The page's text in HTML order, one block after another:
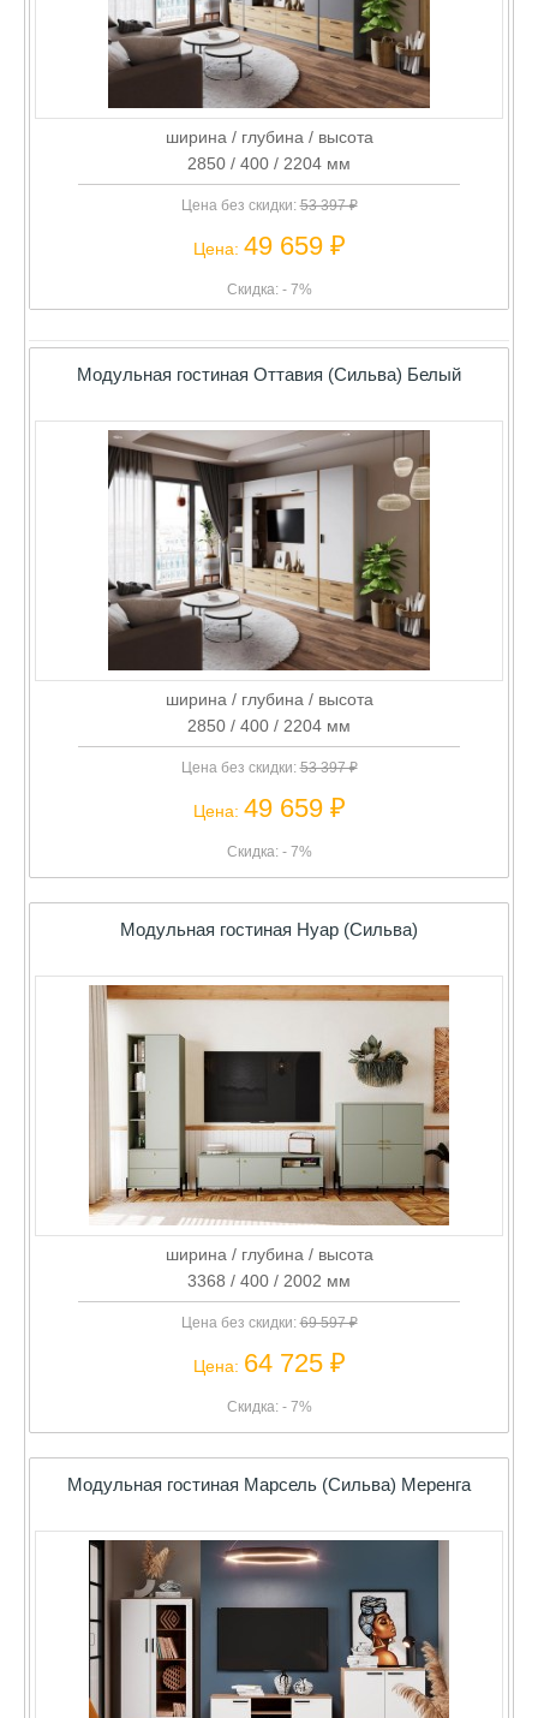
ширина / глубина / высота
2850 / 400 / 2204 мм
Цена без скидки:53 397 ₽
Цена: 49 659 ₽
Скидка: - 7%
Модульная гостиная Оттавия (Сильва) Белый
ширина / глубина / высота
2850 / 400 / 2204 мм
Цена без скидки:53 397 ₽
Цена: 49 659 ₽
Скидка: - 7%
Модульная гостиная Нуар (Сильва)
ширина / глубина / высота
3368 / 400 / 2002 мм
Цена без скидки:69 597 ₽
Цена: 64 725 ₽
Скидка: - 7%
Модульная гостиная Марсель (Сильва) Меренга